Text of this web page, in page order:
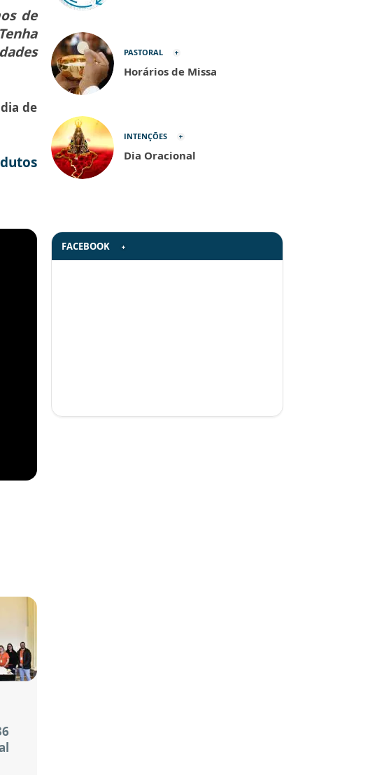
de
de
PASTORAL
Horários de Missa
INTENÇÕES
Dia Oracional
FACEBOOK